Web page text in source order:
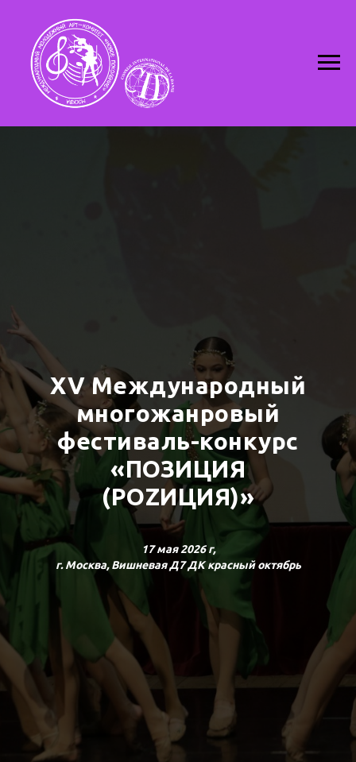
XV Международный
многожанровый
фестиваль-конкурс
«ПОЗИЦИЯ
(РОZИЦИЯ)»
17 мая 2026 г,
г. Москва, Вишневая Д7 ДК красный октябрь